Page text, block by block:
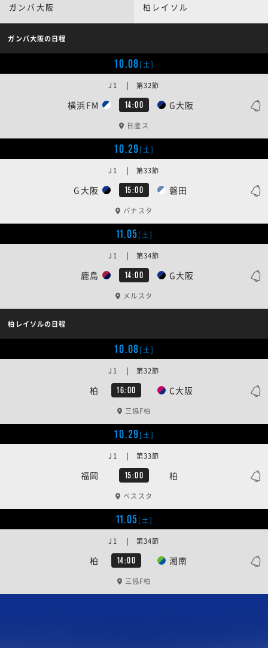
ガンバ大阪 柏レイソル
ガンバ大阪の日程
10.08[土]
横浜FM 14:00 G大阪
J1 | 第32節
日産ス
10.29[土]
G大阪 15:00 磐田
J1 | 第33節
パナスタ
11.05[土]
鹿島 14:00 G大阪
J1 | 第34節
メルスタ
柏レイソルの日程
10.08[土]
柏 16:00 C大阪
J1 | 第32節
三協F柏
10.29[土]
福岡 15:00 柏
J1 | 第33節
ベススタ
11.05[土]
柏 14:00 湘南
J1 | 第34節
三協F柏